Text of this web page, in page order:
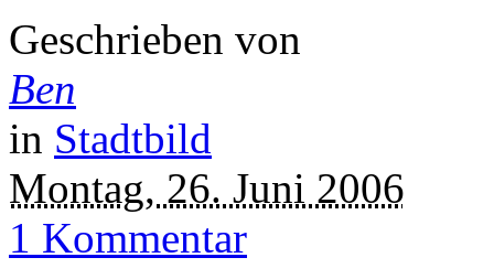
Geschrieben von
Ben
in Stadtbild
Montag, 26. Juni 2006
1 Kommentar